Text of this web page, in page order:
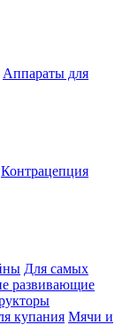
Аппараты для
Контрацепция
Для самых
развивающие
купания Мячи и